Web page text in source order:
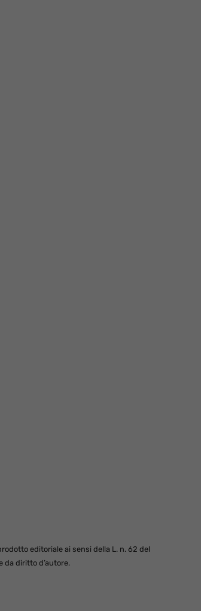
editoriale ai sensi della L. n. 62 del
da diritto d’autore.